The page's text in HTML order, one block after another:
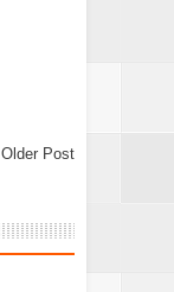
Older Post